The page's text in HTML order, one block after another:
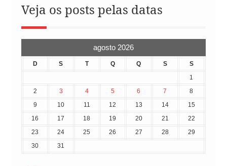
Veja os posts pelas datas
agosto 2026
D S T Q Q S
S
1
2
3 4 5 6 7
8
9
10 11 12 13 14
15
16
17 18 19 20 21
22
23
24 25 26 27 28
29
30
31